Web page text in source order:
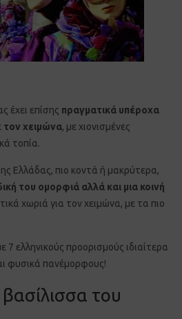
έχει επίσης πραγματικά υπέροχα
τον χειμώνα, με χιονισμένες
τοπία.
Ελλάδας, πιο κοντά ή μακρύτερα,
του ομορφιά αλλά και μια κοινή
χωριά για τον χειμώνα, με τα πιο
ελληνικούς προορισμούς ιδιαίτερα
φυσικά πανέμορφους!
του